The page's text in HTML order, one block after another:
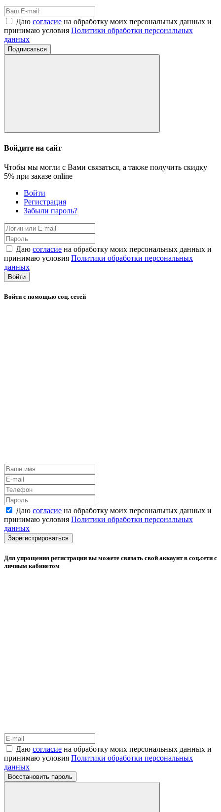
Даю согласие на обработку моих персональных данных и
принимаю условия Политики обработки персональных
данных
Подписаться
Войдите на сайт
Чтобы мы могли с Вами связаться, а также получить скидку
5% при заказе online
Войти
Регистрация
Забыли пароль?
Даю согласие на обработку моих персональных данных и
принимаю условия Политики обработки персональных
данных
Войти
Войти с помощью соц. сетей
Даю согласие на обработку моих персональных данных и
принимаю условия Политики обработки персональных
данных
Зарегистрироваться
Для упрощения регистрации вы можете связать свой аккаунт в соц.сети с
личным кабинетом
Даю согласие на обработку моих персональных данных и
принимаю условия Политики обработки персональных
данных
Восстановить пароль